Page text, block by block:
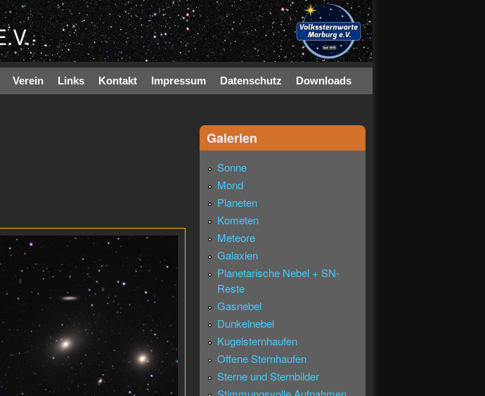
Verein Links Kontakt Impressum Datenschutz Downloads
Galerien
Sonne
Mond
Planeten
Kometen
Meteore
Galaxien
Planetarische Nebel + SN-
Reste
Gasnebel
Dunkelnebel
Kugelsternhaufen
Offene Sternhaufen
Sterne und Sternbilder